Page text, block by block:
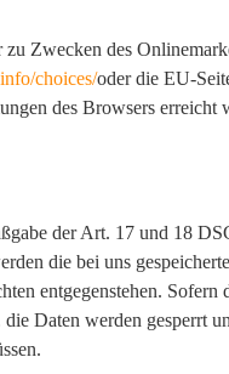
Zwecken des
choices/oder die EU-
des Browsers
der Art. 17 und 18
die bei uns
entgegenstehen.
Daten werden gesperrt